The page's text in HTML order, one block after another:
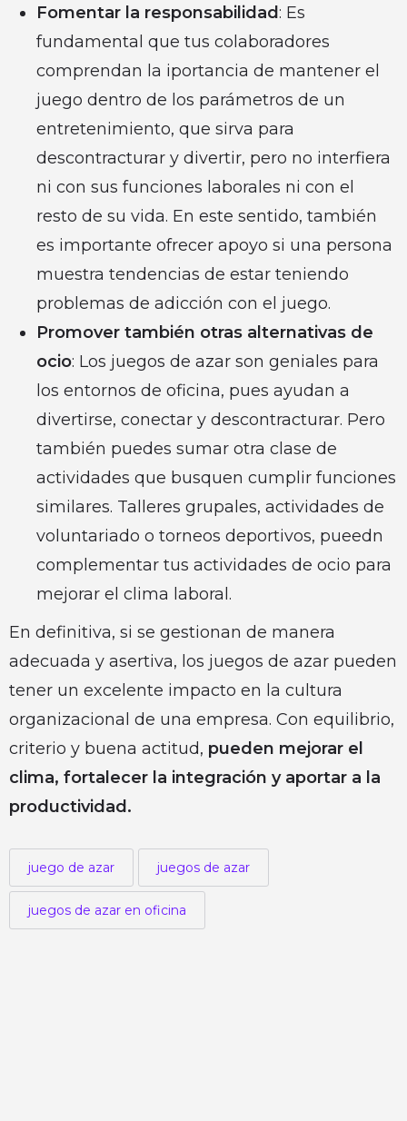
Fomentar la responsabilidad: Es
fundamental que tus colaboradores
comprendan la iportancia de mantener el
juego dentro de los parámetros de un
entretenimiento, que sirva para
descontracturar y divertir, pero no interfiera
ni con sus funciones laborales ni con el
resto de su vida. En este sentido, también
es importante ofrecer apoyo si una persona
muestra tendencias de estar teniendo
problemas de adicción con el juego.
Promover también otras alternativas de
ocio: Los juegos de azar son geniales para
los entornos de oficina, pues ayudan a
divertirse, conectar y descontracturar. Pero
también puedes sumar otra clase de
actividades que busquen cumplir funciones
similares. Talleres grupales, actividades de
voluntariado o torneos deportivos, pueedn
complementar tus actividades de ocio para
mejorar el clima laboral.
En definitiva, si se gestionan de manera
adecuada y asertiva, los juegos de azar pueden
tener un excelente impacto en la cultura
organizacional de una empresa. Con equilibrio,
criterio y buena actitud, pueden mejorar el
clima, fortalecer la integración y aportar a la
productividad.
juego de azar juegos de azar
juegos de azar en oficina